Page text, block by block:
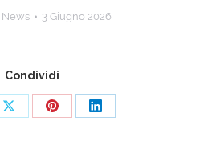
News 3 Giugno 2026
Condividi
Share Share Share